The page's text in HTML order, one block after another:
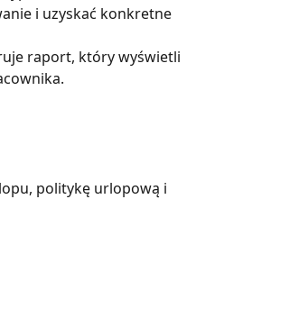
i uzyskać konkretne
raport, który wyświetli
politykę urlopową i